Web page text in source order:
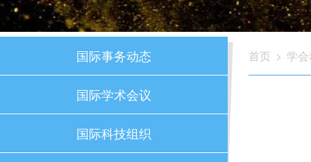
国际事务动态
国际学术会议
国际科技组织
首页 > 学